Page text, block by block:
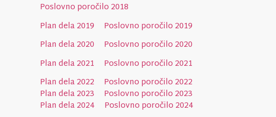
Poslovno poročilo 2018
Plan dela 2019
Poslovno poročilo 2019
Plan dela 2020
Poslovno poročilo 2020
Plan dela 2021
Poslovno poročilo 2021
Plan dela 2022
Poslovno poročilo 2022
Plan dela 2023
Poslovno poročilo 2023
Plan dela 2024 Poslovno poročilo 2024